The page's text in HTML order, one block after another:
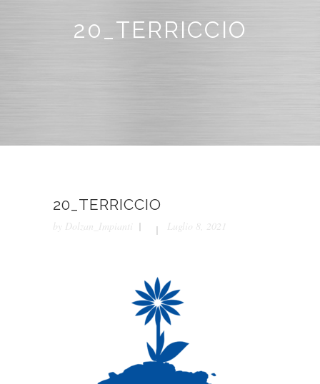
20_TERRICCIO
20_TERRICCIO
by Dolzan_Impianti Luglio 8, 2021